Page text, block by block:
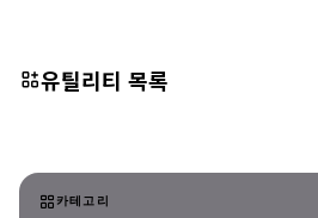
유틸리티 목록
카테고리